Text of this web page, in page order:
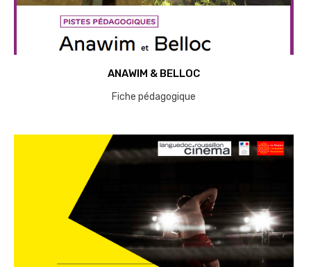
ANAWIM & BELLOC
Fiche pédagogique